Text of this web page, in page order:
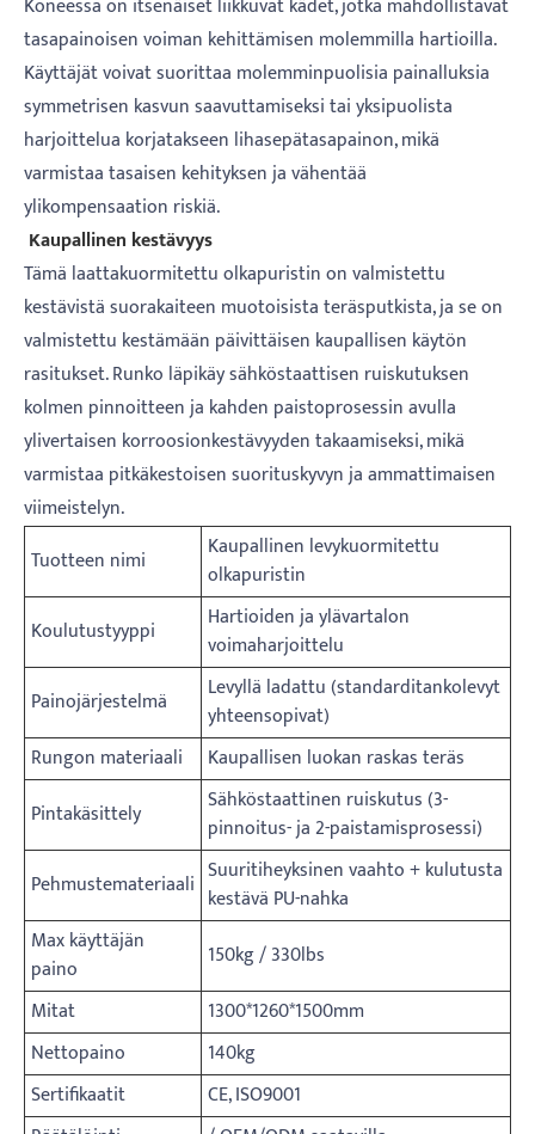
tasapainoisen voiman kehittämisen molemmilla hartioilla.
Käyttäjät voivat suorittaa molemminpuolisia painalluksia
symmetrisen kasvun saavuttamiseksi tai yksipuolista
harjoittelua korjatakseen lihasepätasapainon, mikä
varmistaa tasaisen kehityksen ja vähentää
ylikompensaation riskiä.
Kaupallinen kestävyys
Tämä laattakuormitettu olkapuristin on valmistettu
kestävistä suorakaiteen muotoisista teräsputkista, ja se on
valmistettu kestämään päivittäisen kaupallisen käytön
rasitukset. Runko läpikäy sähköstaattisen ruiskutuksen
kolmen pinnoitteen ja kahden paistoprosessin avulla
ylivertaisen korroosionkestävyyden takaamiseksi, mikä
varmistaa pitkäkestoisen suorituskyvyn ja ammattimaisen
viimeistelyn.
Tuotteen nimi
Kaupallinen levykuormitettu
olkapuristin
Koulutustyyppi
Hartioiden ja ylävartalon
voimaharjoittelu
Painojärjestelmä
Levyllä ladattu (standarditankolevyt
yhteensopivat)
Rungon materiaali
Kaupallisen luokan raskas teräs
Pintakäsittely
Sähköstaattinen ruiskutus (3-
pinnoitus- ja 2-paistamisprosessi)
Pehmustemateriaali Suuritiheyksinen vaahto + kulutusta
kestävä PU-nahka
Max käyttäjän
paino
150kg / 330lbs
Mitat
1300*1260*1500mm
Nettopaino
140kg
Sertifikaatit
CE, ISO9001